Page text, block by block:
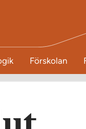
Förskolan